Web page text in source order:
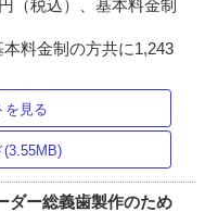
（税込）、基本料金制
料金制の方共に1,243
を見る
(3.55MB)
ダー総義歯製作のため